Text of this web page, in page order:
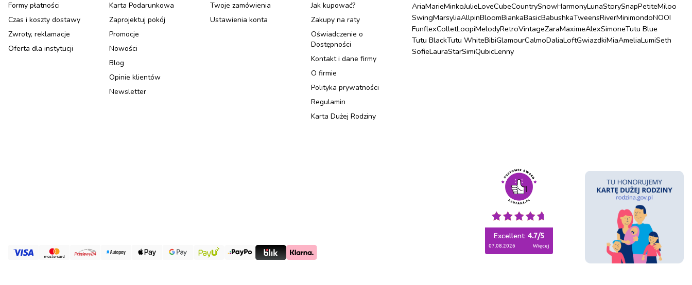
Formy płatności
Czas i koszty dostawy
Zwroty, reklamacje
Oferta dla instytucji
Karta Podarunkowa
Zaprojektuj pokój
Promocje
Nowości
Blog
Opinie klientów
Newsletter
Twoje zamówienia
Ustawienia konta
Jak kupować?
Zakupy na raty
Oświadczenie o
Dostępności
Kontakt i dane firmy
O firmie
Polityka prywatności
Regulamin
Karta Dużej Rodziny
AriaMarieMinkoJulieLoveCubeCountrySnowHarmonyLunaStorySnapPetiteMiloo
SwingMarsyliaAllpinBloomBiankaBasicBabushkaTweensRiverMinimondoNOOI
FunflexColletLoopiMelodyRetroVintageZaraMaximeAlexSimoneTutu Blue
Tutu BlackTutu WhiteBibiGlamourCalmoDaliaLoftGwiazdkiMiaAmeliaLumiSeth
SofieLauraStarSimiQubicLenny
Excellent: 4.7/5
07.08.2026 więcej